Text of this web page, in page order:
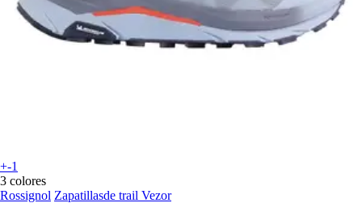
+-1
3 colores
Rossignol Zapatillasde trail Vezor